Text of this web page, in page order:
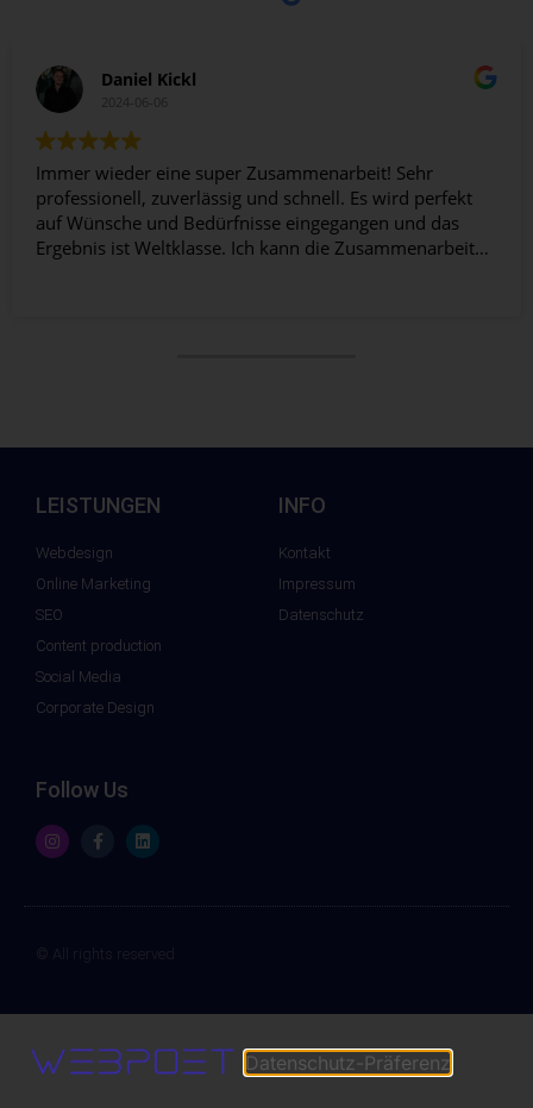
Daniel Kickl
2024-06-06
Immer wieder eine super Zusammenarbeit! Sehr
professionell, zuverlässig und schnell. Es wird perfekt
auf Wünsche und Bedürfnisse eingegangen und das
Ergebnis ist Weltklasse. Ich kann die Zusammenarbeit
LEISTUNGEN
Webdesign
Online Marketing
SEO
Content production
Social Media
Corporate Design
INFO
Kontakt
Impressum
Datenschutz
Follow Us
Datenschutz-Präferenz